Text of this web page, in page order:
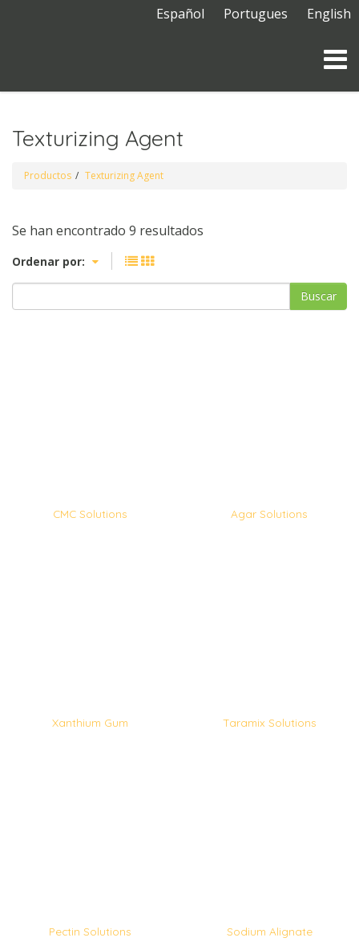
Español Portugues English
Texturizing Agent
Productos Texturizing Agent
Se han encontrado 9 resultados
Ordenar por:
Buscar
CMC Solutions Agar Solutions
Xanthium Gum Taramix Solutions
Pectin Solutions Sodium Alignate